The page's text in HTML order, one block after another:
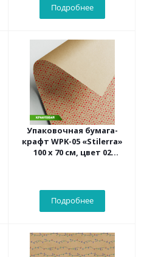
Подробнее
Упаковочная бумага-
крафт WPK-05 «Stilerra»
100 x 70 см, цвет 02
Подробнее